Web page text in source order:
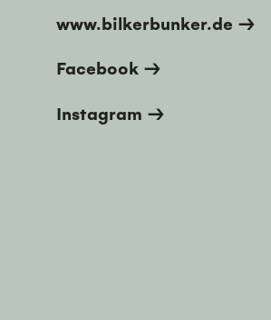
www.bilkerbunker.de →
Facebook →
Instagram →